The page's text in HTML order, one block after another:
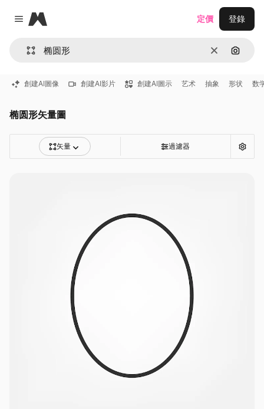
Close menu
Magnific
清除 通過圖
定價 登錄
創建AI圖像 創建AI影片 創建AI圖示 艺术 抽象 形状 数
椭圆形矢量圖
矢量 過濾器